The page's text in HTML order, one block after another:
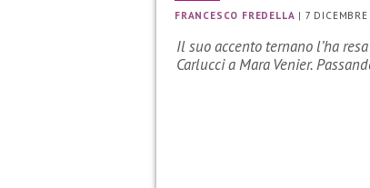
FRANCESCO FREDELLA | 7
Il suo accento ternano l’ha
Carlucci a Mara Venier.